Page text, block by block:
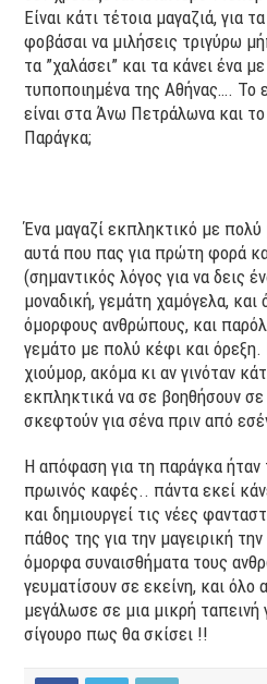
Είναι κάτι τέτοια μαγαζιά, για
φοβάσαι να μιλήσεις τριγύρω
τα ”χαλάσει” και τα κάνει ένα
τυποποιημένα της Αθήνας…. Το
είναι στα Άνω Πετράλωνα και
Παράγκα;
Ένα μαγαζί εκπληκτικό με
αυτά που πας για πρώτη φορά
(σημαντικός λόγος για να δεις
μοναδική, γεμάτη χαμόγελα, και
όμορφους ανθρώπους, και
γεμάτο με πολύ κέφι και όρεξη.
χιούμορ, ακόμα κι αν γινόταν
εκπληκτικά να σε βοηθήσουν σε
σκεφτούν για σένα πριν από
Η απόφαση για τη παράγκα ήταν
πρωινός καφές.. πάντα εκεί
και δημιουργεί τις νέες
πάθος της για την μαγειρική
όμορφα συναισθήματα τους
γευματίσουν σε εκείνη, και όλο
μεγάλωσε σε μια μικρή ταπεινή
σίγουρο πως θα σκίσει !!